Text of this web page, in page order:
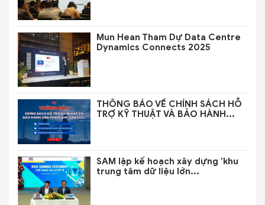
Mun Hean Tham Dự Data Centre
Dynamics Connects 2025
THÔNG BÁO VỀ CHÍNH SÁCH HỖ
TRỢ KỸ THUẬT VÀ BẢO HÀNH...
SAM lập kế hoạch xây dựng 'khu
trung tâm dữ liệu lớn...